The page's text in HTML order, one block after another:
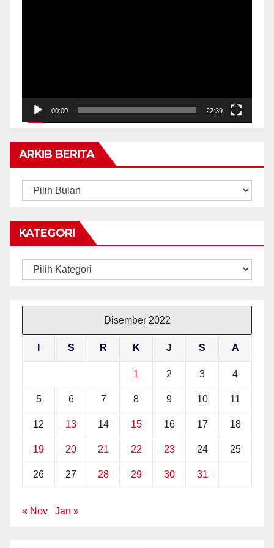
00:00 22:39
ARKIB BERITA
ARKIB
KATEGORI
Kategori
Disember 2022
S R K J S A
1 2 3 4
5 6 7 8 9 10 11
12 13 14 15 16 17 18
19 20 21 22 23 24 25
26 27 28 29 30 31
« Nov Jan »